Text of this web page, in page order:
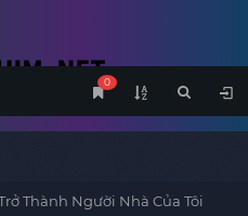
0
Thành Người Nhà Của Tôi